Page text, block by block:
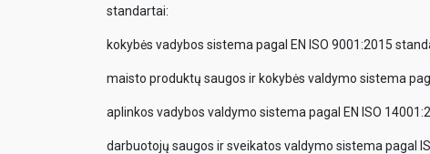
standartai:
kokybės vadybos sistema pagal EN ISO 9001:2015
maisto produktų saugos ir kokybės valdymo sistema
aplinkos vadybos valdymo sistema pagal EN ISO
darbuotojų saugos ir sveikatos valdymo sistema pagal